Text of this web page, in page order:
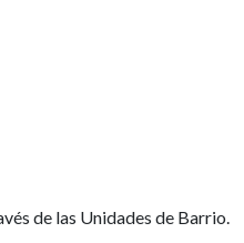
de las Unidades de Barrio.